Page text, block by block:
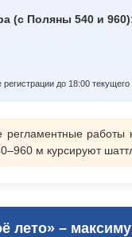
(с Поляны 540 и
до 18:00
регламентные
м курсируют
лето» –